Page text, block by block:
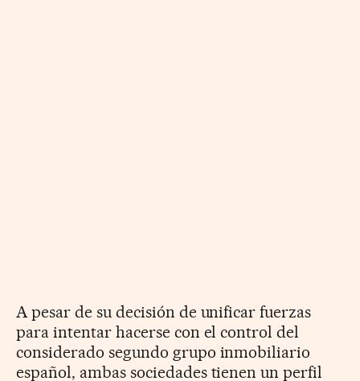
A pesar de su decisión de unificar fuerzas
para intentar hacerse con el control del
considerado segundo grupo inmobiliario
español, ambas sociedades tienen un perfil